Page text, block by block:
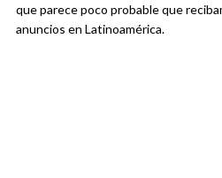
que parece poco probable que
anuncios en Latinoamérica.